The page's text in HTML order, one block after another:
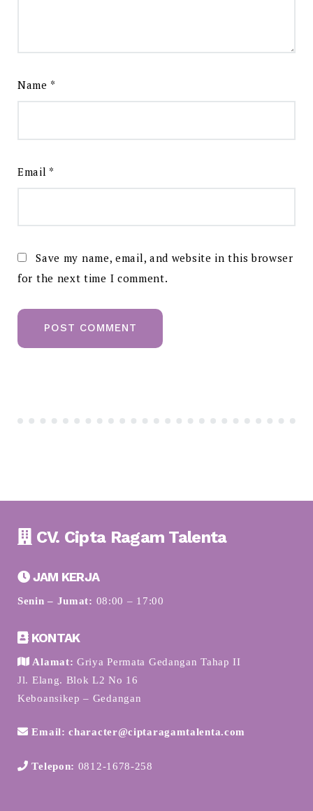
Name *
Email *
Save my name, email, and website in this browser
for the next time I comment.
CV. Cipta Ragam Talenta
JAM KERJA
Senin – Jumat: 08:00 – 17:00
KONTAK
Alamat: Griya Permata Gedangan Tahap II
Jl. Elang. Blok L2 No 16
Keboansikep – Gedangan
Email: character@ciptaragamtalenta.com
Telepon: 0812-1678-258